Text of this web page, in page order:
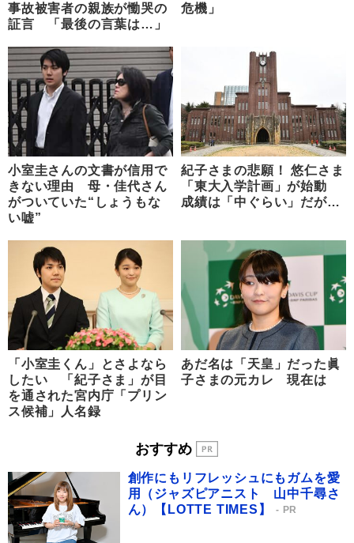
事故被害者の親族が慟哭の
証言 「最後の言葉は…」
危機」
小室圭さんの文書が信用で
きない理由 母・佳代さん
がついていた“しょうもな
い嘘”
紀子さまの悲願！ 悠仁さま
「東大入学計画」が始動
成績は「中ぐらい」だが…
「小室圭くん」とさよなら
したい 「紀子さま」が目
を通された宮内庁「プリン
ス候補」人名録
あだ名は「天皇」だった眞
子さまの元カレ 現在は
おすすめ
創作にもリフレッシュにもガムを愛
用（ジャズピアニスト 山中千尋さ
ん）【LOTTE TIMES】
PR